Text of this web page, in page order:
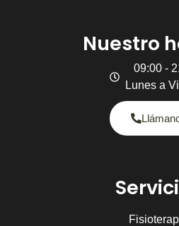
Nuestro
09:00 -
Lunes a